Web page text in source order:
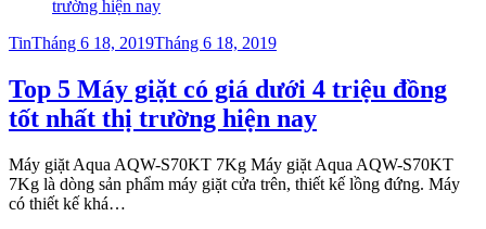
TinPosted
Tháng 6 18, 2019Tháng 6 18, 2019
Top 5 Máy giặt có giá dưới 4 triệu đồng
tốt nhất thị trường hiện nay
Máy giặt Aqua AQW-S70KT 7Kg Máy giặt Aqua AQW-S70KT
7Kg là dòng sản phẩm máy giặt cửa trên, thiết kế lồng đứng. Máy
có thiết kế khá…